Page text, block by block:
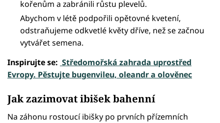
kořenům a zabránili růstu plevelů.
Abychom v létě podpořili opětovné kvetení,
odstraňujeme odkvetlé květy dříve, než se začnou
vytvářet semena.
Inspirujte se: Středomořská zahrada uprostřed
Evropy. Pěstujte bugenvileu, oleandr a olověnec
Jak zazimovat ibišek bahenní
Na záhonu rostoucí ibišky po prvních přízemních